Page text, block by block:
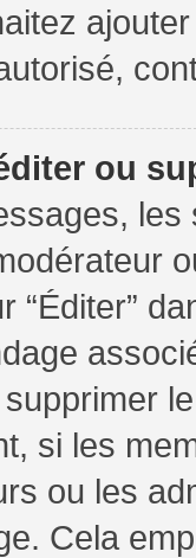
ou
“Éditer”
si les
ou les
Cela